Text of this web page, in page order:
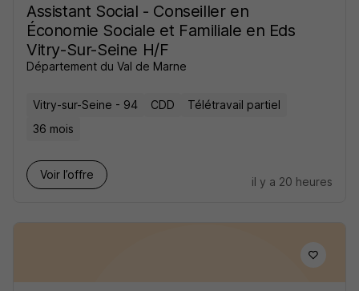
Assistant Social - Conseiller en
Économie Sociale et Familiale en Eds
Vitry-Sur-Seine H/F
Département du Val de Marne
Vitry-sur-Seine - 94 CDD
Télétravail partiel
36 mois
Voir l’offre
il y a 20 heures